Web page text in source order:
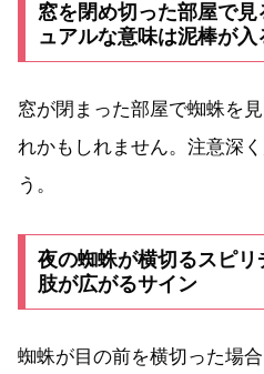
窓を閉め切った部屋で
ュアルな意味は泥棒が入
窓が閉まった部屋で蜘蛛を
れかもしれません。注意深
う。
夜の蜘蛛が横切るスピ
肢が広がるサイン
蜘蛛が目の前を横切った場